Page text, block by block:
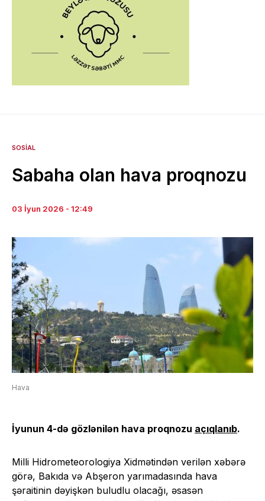
SOSIAL
Sabaha olan hava proqnozu
03 İyun 2026 - 12:49
Hava
İyunun 4-də gözlənilən hava proqnozu açıqlanıb.
Milli Hidrometeorologiya Xidmətindən verilən xəbərə
görə, Bakıda və Abşeron yarımadasında hava
şəraitinin dəyişkən buludlu olacağı, əsasən